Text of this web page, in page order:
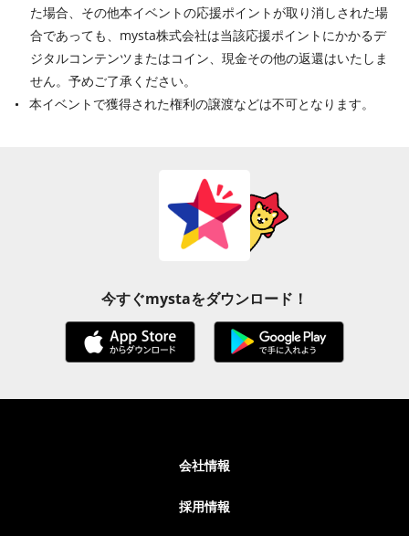
た場合、その他本イベントの応援ポイントが取り消しされた場
合であっても、mysta株式会社は当該応援ポイントにかかるデ
ジタルコンテンツまたはコイン、現金その他の返還はいたしま
せん。予めご了承ください。
本イベントで獲得された権利の譲渡などは不可となります。
今すぐmystaをダウンロード！
会社情報
採用情報